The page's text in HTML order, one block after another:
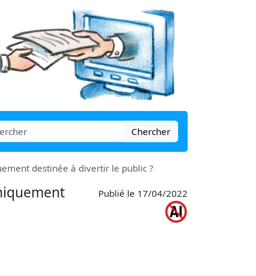
Chercher
destinée à divertir le public ?
Publié le 17/04/2022